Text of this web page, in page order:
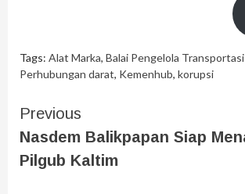
Tags: Alat Marka, Balai Pengelola
Perhubungan darat, Kemenhub, korupsi
Previous
Nasdem Balikpapan Siap
Pilgub Kaltim